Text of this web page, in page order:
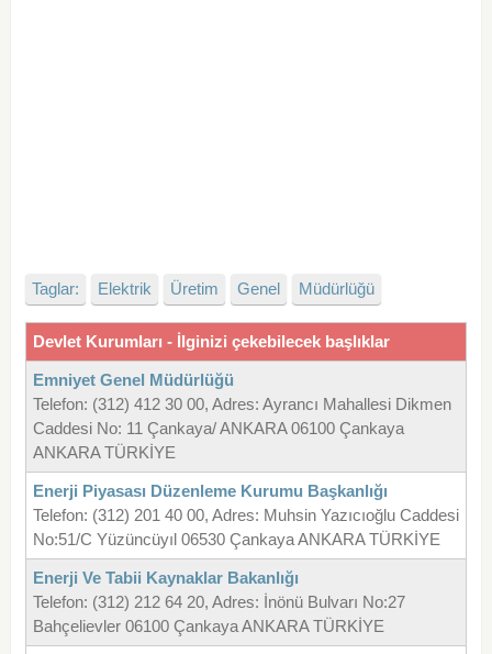
Taglar: Elektrik Üretim Genel Müdürlüğü
Devlet Kurumları - İlginizi çekebilecek başlıklar
Emniyet Genel Müdürlüğü
Telefon: (312) 412 30 00, Adres: Ayrancı Mahallesi Dikmen
Caddesi No: 11 Çankaya/ ANKARA 06100 Çankaya
ANKARA TÜRKİYE
Enerji Piyasası Düzenleme Kurumu Başkanlığı
Telefon: (312) 201 40 00, Adres: Muhsin Yazıcıoğlu Caddesi
No:51/C Yüzüncüyıl 06530 Çankaya ANKARA TÜRKİYE
Enerji Ve Tabii Kaynaklar Bakanlığı
Telefon: (312) 212 64 20, Adres: İnönü Bulvarı No:27
Bahçelievler 06100 Çankaya ANKARA TÜRKİYE